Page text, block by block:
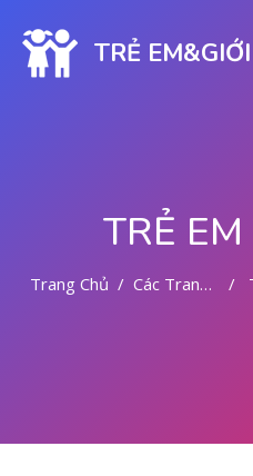
TRẺ EM&GIỚI
TRẺ
Trang Chủ Các Trang Của Hệ Thống